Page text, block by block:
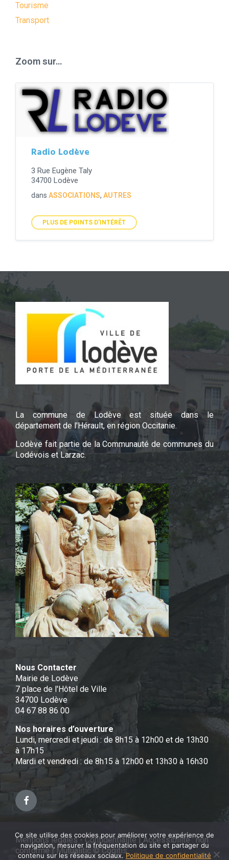
Tourisme
Transport
Zoom sur…
Radio Lodève
3 Rue Eugène Taly
34700 Lodève
dans ASSOCIATIONS, AUTRES
PLUS DE POINTS D'INTÉRÊT
La commune de Lodève est située dans le
département de l'Hérault, en région Occitanie.
Lodève fait partie de la Communauté de communes du
Lodévois et Larzac.
Nous Contacter
Mairie de Lodève
7 place de l'Hôtel de Ville
34700 Lodève
04 67 88 86 00
Nos horaires d’ouverture
Lundi, mercredi et jeudi : de 8h15 à 12h00 et de 13h30
à 17h15
Mardi et vendredi : de 8h15 à 12h00 et 13h30 à 16h30
Facebook
Mentions légales - Confidentialité|Accessibilité : non
conforme| Mutualitic © Cogitis
Ce site utilise des cookies pour améliorer votre expérience de
navigation, mesurer la fréquentation du site et partager du
contenu sur les réseaux sociaux.Politique de confidentialité